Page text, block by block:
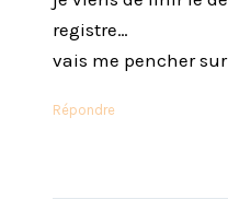
registre…
vais me pencher
Répondre